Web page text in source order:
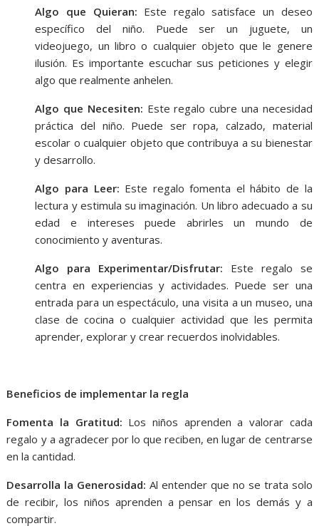
Algo que Quieran: Este regalo satisface un deseo
específico del niño. Puede ser un juguete, un
videojuego, un libro o cualquier objeto que le genere
ilusión. Es importante escuchar sus peticiones y elegir
algo que realmente anhelen.
Algo que Necesiten: Este regalo cubre una necesidad
práctica del niño. Puede ser ropa, calzado, material
escolar o cualquier objeto que contribuya a su bienestar
y desarrollo.
Algo para Leer: Este regalo fomenta el hábito de la
lectura y estimula su imaginación. Un libro adecuado a su
edad e intereses puede abrirles un mundo de
conocimiento y aventuras.
Algo para Experimentar/Disfrutar: Este regalo se
centra en experiencias y actividades. Puede ser una
entrada para un espectáculo, una visita a un museo, una
clase de cocina o cualquier actividad que les permita
aprender, explorar y crear recuerdos inolvidables.
Beneficios de implementar la regla
Fomenta la Gratitud: Los niños aprenden a valorar cada
regalo y a agradecer por lo que reciben, en lugar de centrarse
en la cantidad.
Desarrolla la Generosidad: Al entender que no se trata solo
de recibir, los niños aprenden a pensar en los demás y a
compartir.